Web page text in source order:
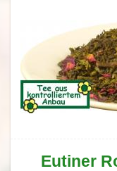
Eutiner